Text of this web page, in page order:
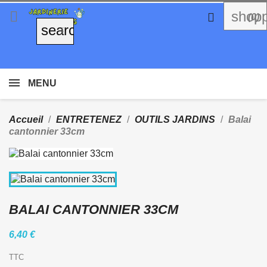
 (0)

search
MENU
Accueil ENTRETENEZ OUTILS JARDINS
Balai
cantonnier 33cm
BALAI CANTONNIER 33CM
6,40 €
TTC